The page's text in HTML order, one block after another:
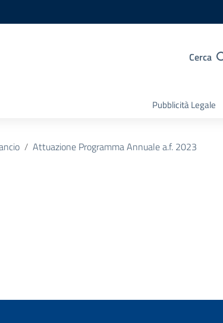
Cerca
Pubblicità Legale
Attuazione Programma Annuale a.f. 2023